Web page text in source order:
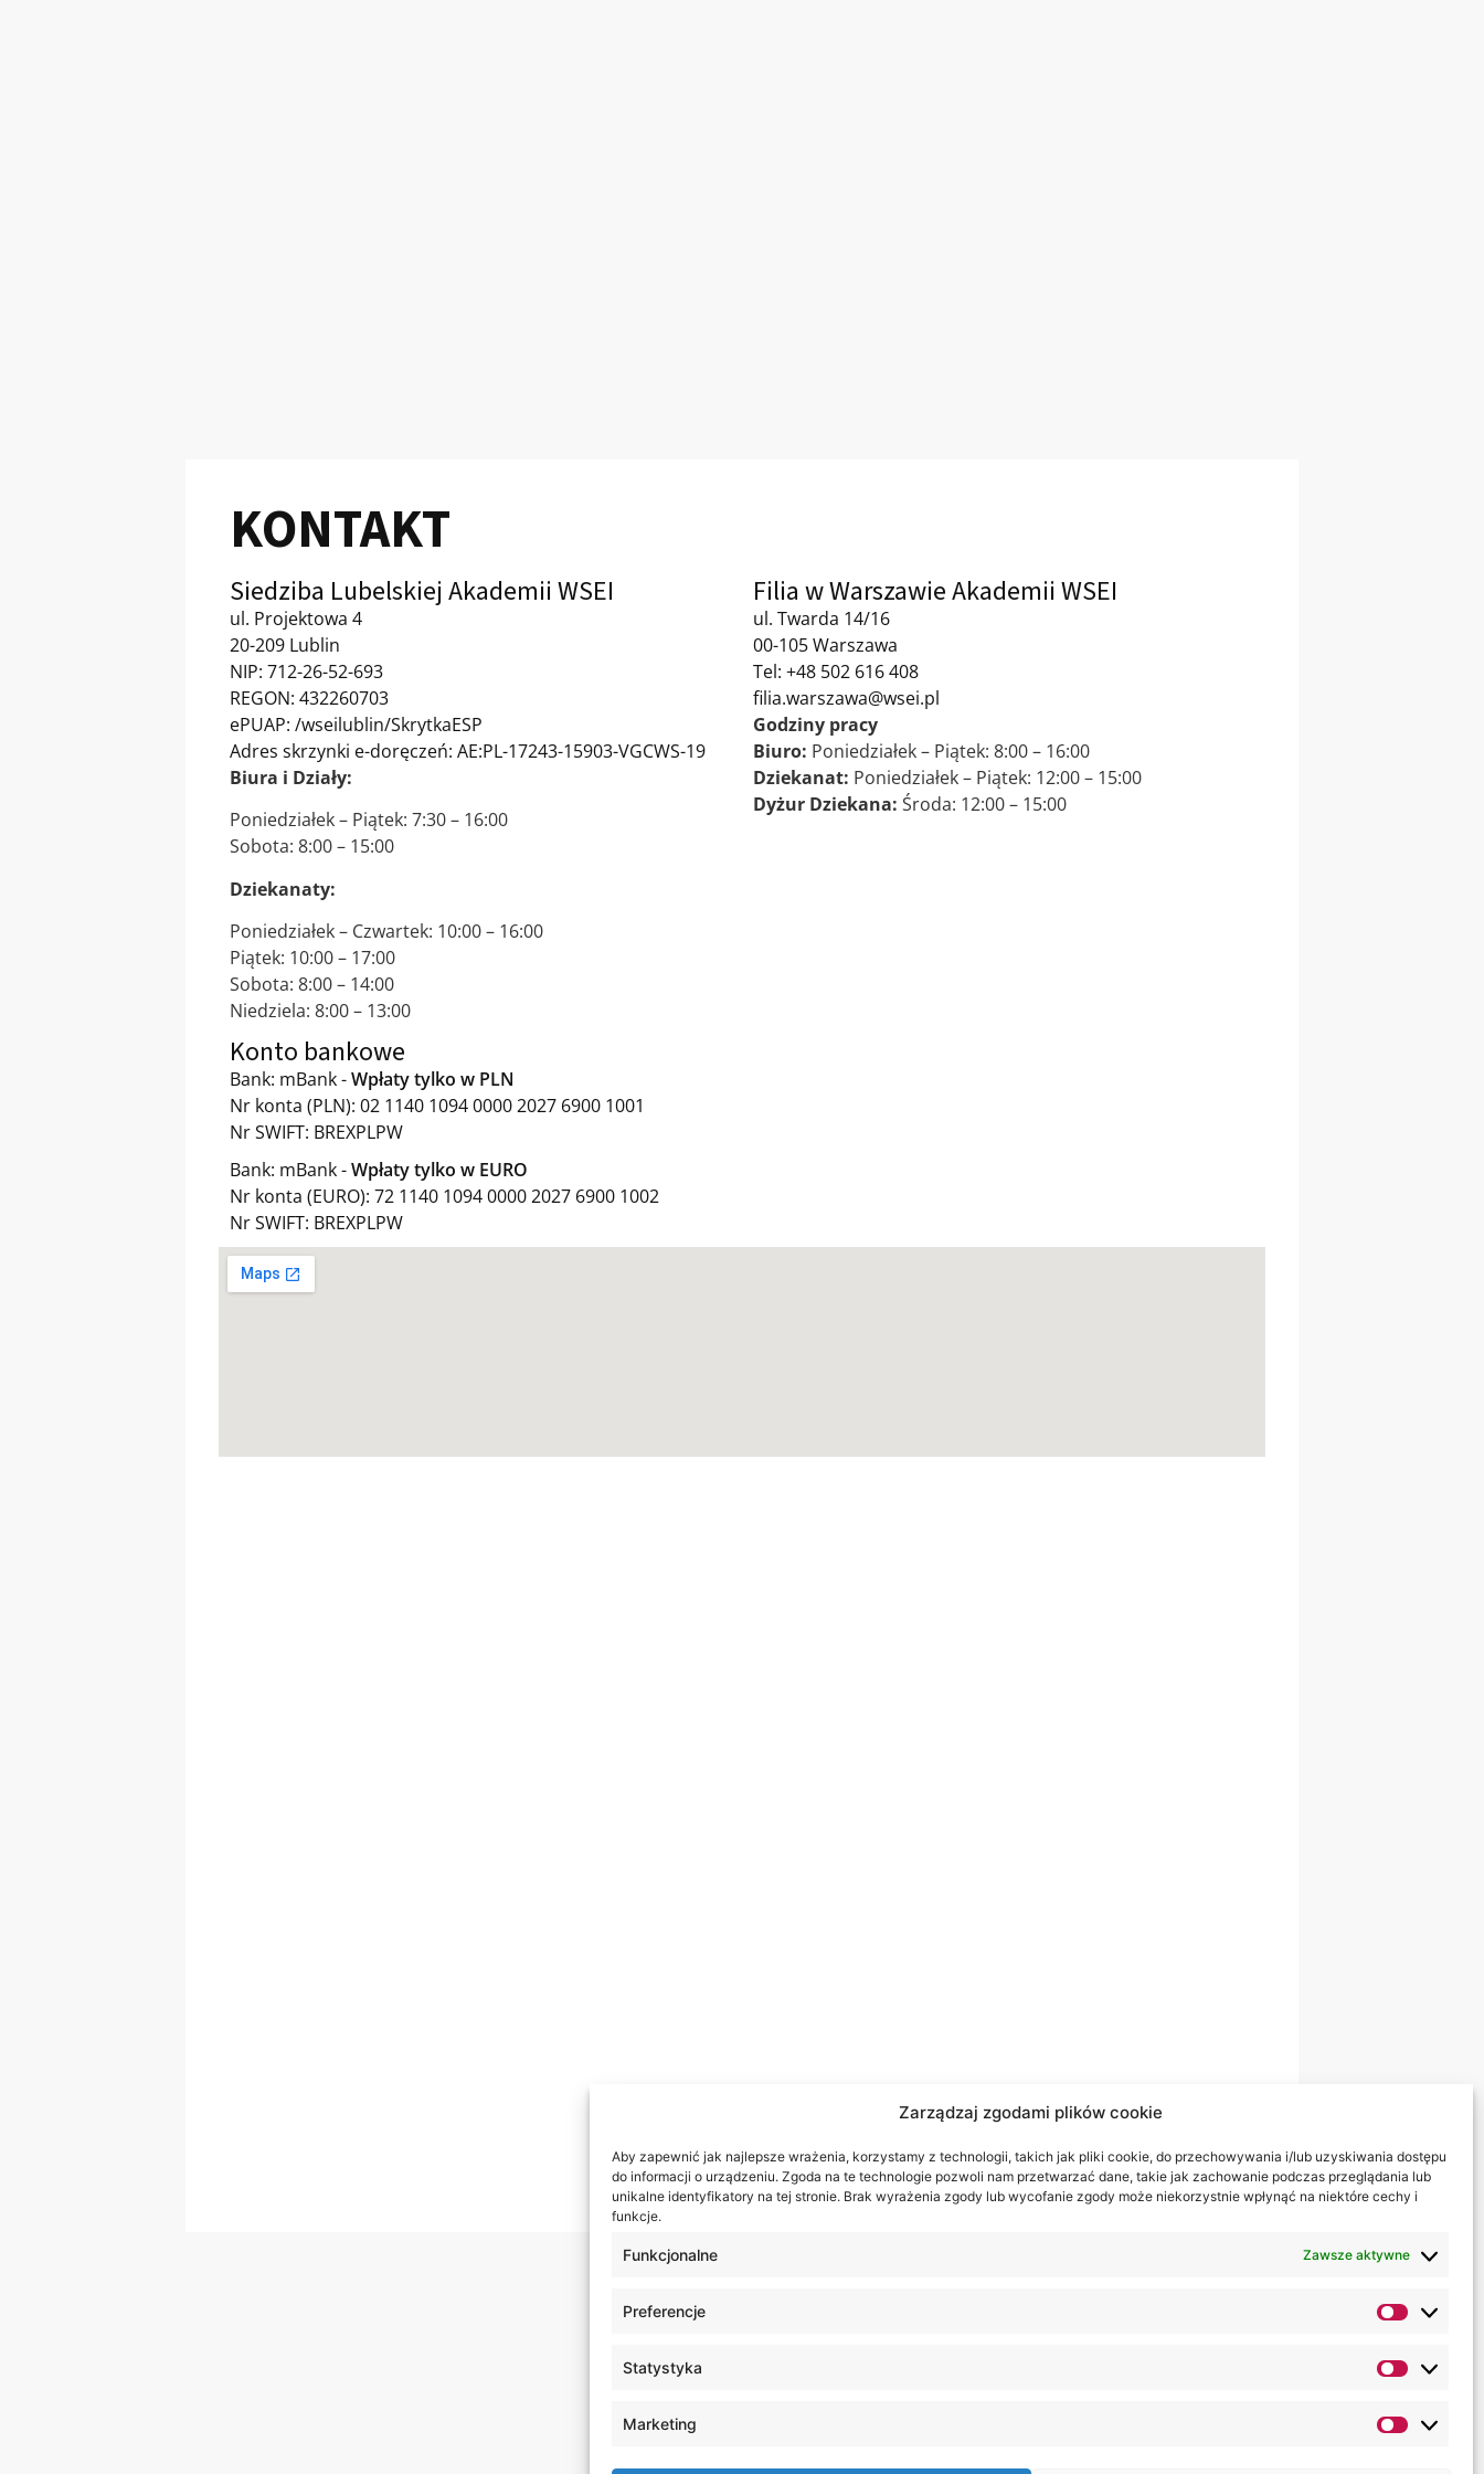
Zarządzaj zgodami plików cookie
Aby zapewnić jak najlepsze wrażenia, korzystamy z technologii, takich jak pliki cookie, do przechowywania i/lub uzyskiwania dostępu
do informacji o urządzeniu. Zgoda na te technologie pozwoli nam przetwarzać dane, takie jak zachowanie podczas przeglądania lub
unikalne identyfikatory na tej stronie. Brak wyrażenia zgody lub wycofanie zgody może niekorzystnie wpłynąć na niektóre cechy i
funkcje.
Funkcjonalne Zawsze aktywne
Preferencje
Statystyka
Marketing
KONTAKT
Siedziba Lubelskiej Akademii WSEI
ul. Projektowa 4
20-209 Lublin
NIP: 712-26-52-693
REGON: 432260703
ePUAP: /wseilublin/SkrytkaESP
Adres skrzynki e-doręczeń: AE:PL-17243-15903-VGCWS-19
Biura i Działy:
Poniedziałek – Piątek: 7:30 – 16:00
Sobota: 8:00 – 15:00
Dziekanaty:
Poniedziałek – Czwartek: 10:00 – 16:00
Piątek: 10:00 – 17:00
Sobota: 8:00 – 14:00
Niedziela: 8:00 – 13:00
Konto bankowe
Bank: mBank -Wpłaty tylko w PLN
Nr konta (PLN): 02 1140 1094 0000 2027 6900 1001
Nr SWIFT: BREXPLPW
Bank: mBank -Wpłaty tylko w EURO
Nr konta (EURO): 72 1140 1094 0000 2027 6900 1002
Nr SWIFT: BREXPLPW
Filia w Warszawie Akademii WSEI
ul. Twarda 14/16
00-105 Warszawa
Tel: +48 502 616 408
filia.warszawa@wsei.pl
Godziny pracy
Biuro: Poniedziałek – Piątek: 8:00 – 16:00
Dziekanat: Poniedziałek – Piątek: 12:00 – 15:00
Dyżur Dziekana: Środa: 12:00 – 15:00